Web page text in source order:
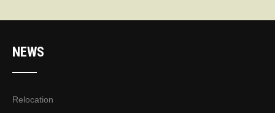
NEWS
Relocation